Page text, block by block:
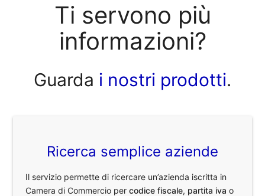
Ti servono più
informazioni?
Guarda i nostri prodotti.
Ricerca semplice aziende
Il servizio permette di ricercare un’azienda iscritta in
Camera di Commercio percodice fiscale, partita iva o